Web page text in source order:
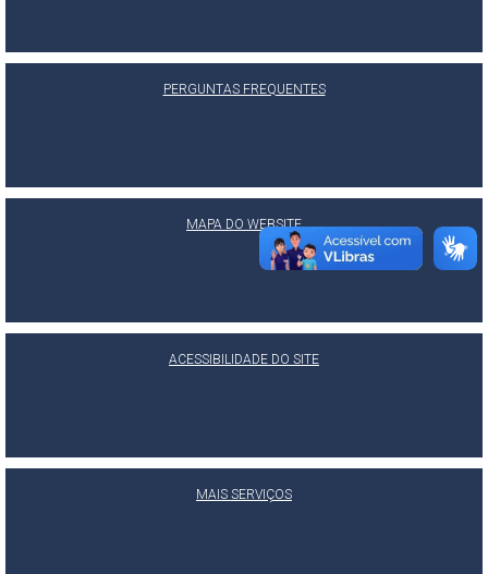
PERGUNTAS FREQUENTES
MAPA DO WEBSITE
ACESSIBILIDADE DO SITE
MAIS SERVIÇOS